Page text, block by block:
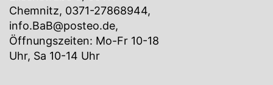
Chemnitz, 0371-27868944,
info.BaB@posteo.de,
Öffnungszeiten: Mo-Fr 10-18
Uhr, Sa 10-14 Uhr